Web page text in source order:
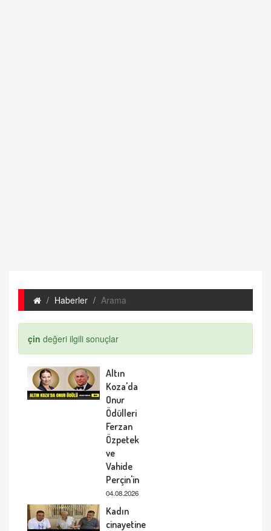
Haberler Arama
çin değeri ilgili sonuçlar
Altın
Koza'da
Onur
Ödülleri
Ferzan
Özpetek
ve
Vahide
Perçin'in
04.08.2026
Kadın
cinayetine